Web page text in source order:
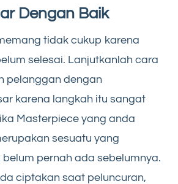
Dengan Baik
tidak cukup karena
selesai. Lanjutkanlah cara
pelanggan dengan
karena langkah itu sangat
Masterpiece yang anda
sesuatu yang
belum pernah ada sebelumnya.
ciptakan saat peluncuran,